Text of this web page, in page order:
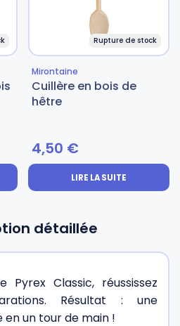
Rupture de stock
Mirontaine
Cuillère en bois de
hêtre
4,50 €
LIRE LA SUITE
détaillée
Classic, réussissez
Résultat : une
un tour de main !